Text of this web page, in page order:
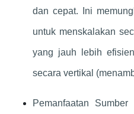
dan cepat. Ini
untuk menskalakan
yang jauh lebih
secara vertikal
Pemanfaatan